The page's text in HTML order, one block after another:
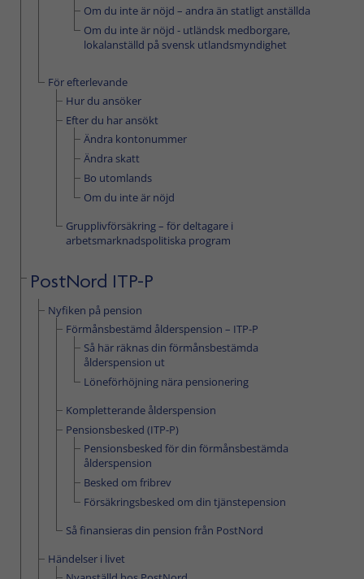
Om du inte är nöjd – andra än statligt anställda
Om du inte är nöjd - utländsk medborgare,
lokalanställd på svensk utlandsmyndighet
För efterlevande
Hur du ansöker
Efter du har ansökt
Ändra kontonummer
Ändra skatt
Bo utomlands
Om du inte är nöjd
Grupplivförsäkring – för deltagare i
arbetsmarknadspolitiska program
PostNord ITP-P
Nyfiken på pension
Förmånsbestämd ålderspension – ITP-P
Så här räknas din förmånsbestämda
ålderspension ut
Löneförhöjning nära pensionering
Kompletterande ålderspension
Pensionsbesked (ITP-P)
Pensionsbesked för din förmånsbestämda
ålderspension
Besked om fribrev
Försäkringsbesked om din tjänstepension
Så finansieras din pension från PostNord
Händelser i livet